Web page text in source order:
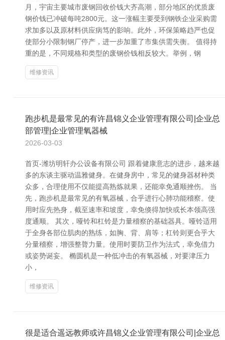
月，宇宙主要城市废钢回收价钱大齐高潮，部分地区的优质废
钢价钱已冲破每吨2800元。这一涨幅主要受到钢铁企业采购需
求加多以及原材料供应病笃的影响。此外，环保策略趋严也促
使部分小限制钢厂停产，进一步加重了市集供需失衡。 值得持
重的是，不同规格和类型的废钢价钱相反较大。举例，钢
维修资讯
跑步机是最常见的有许昌锦义企业管理有限公司|企业总
部管理|企业管理氧器械
2026-03-03
首页-潍坊明轩办公设备有限公司 跟着健康意志的进步，越来越
多的东谈主驱动温雅健身。在健身房中，常见的健身器材种类
众多，合理使用不仅能提高熟炼就果，还能幸免通顺挫伤。 当
先，跑步机是最常见的有氧器械，合乎进行心肺功能稽察。使
用时应先热身，截至速率和坡度，幸免倏得加快或长本领高强
度通顺。 其次，哑铃和杠铃是力量稽察的基础器具。哑铃适用
于全身各部位肌肉的熟练，如胸、背、肩等；杠铃则更合乎大
分量稽察，增强整膂力量。使用时要防卫作为法式，幸免借力
或姿势诞妄。 椭圆机是一种低冲击的有氧器械，对要津压力
小，
维修资讯
很是适合遥远教师或许昌锦义企业管理有限公司|企业总